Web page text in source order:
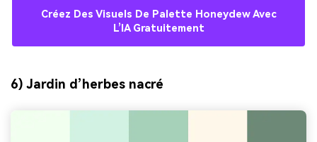
Créez Des Visuels De Palette Honeydew Avec
L’IA Gratuitement
6) Jardin d’herbes nacré